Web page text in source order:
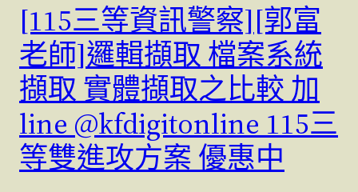
[115三等資訊警察][郭富
老師]邏輯擷取 檔案系統
擷取 實體擷取之比較 加
line @kfdigitonline 115三
等雙進攻方案 優惠中